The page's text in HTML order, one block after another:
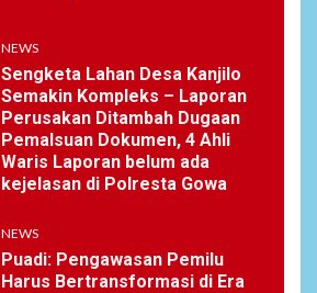
NEWS
Sengketa Lahan Desa Kanjilo
Semakin Kompleks – Laporan
Perusakan Ditambah Dugaan
Pemalsuan Dokumen, 4 Ahli
Waris Laporan belum ada
kejelasan di Polresta Gowa
NEWS
Puadi: Pengawasan Pemilu
Harus Bertransformasi di Era